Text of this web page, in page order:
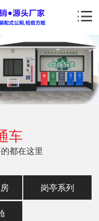
车
都在这里
岗亭系列